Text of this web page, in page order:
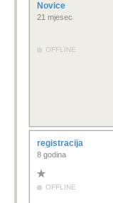
Novice
21 mjesec
OFFLINE
registracija
8 godina
OFFLINE